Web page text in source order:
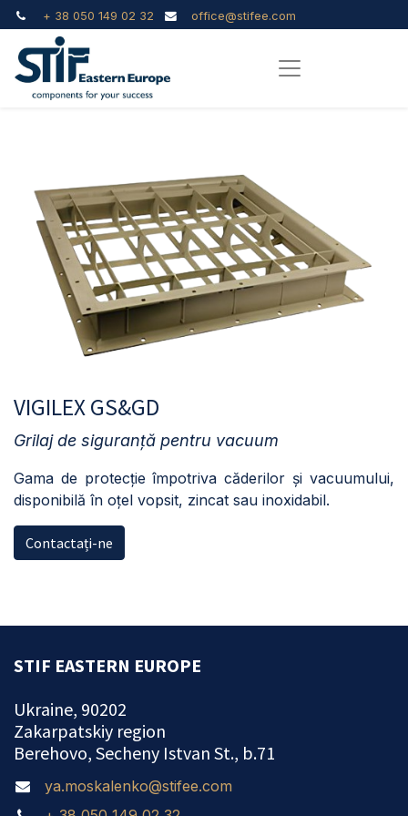
+ 38 050 149 02 32 office@stifee.com
VIGILEX GS&GD
Grilaj de siguranță pentru vacuum
Gama de protecție împotriva căderilor și vacuumului,
disponibilă în oțel vopsit, zincat sau inoxidabil.
Contactați-ne
STIF EASTERN EUROPE
Ukraine, 90202
Zakarpatskiy region
Berehovo, Secheny Istvan St., b.71
ya.moskalenko@stifee.com